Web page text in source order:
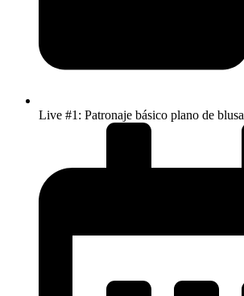
Live #1: Patronaje básico plano de blusa